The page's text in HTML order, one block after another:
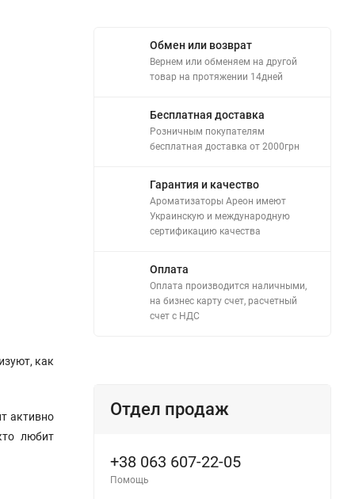
как
активно
любит
Обмен или возврат
Вернем или обменяем на другой
товар на протяжении 14дней
Бесплатная доставка
Розничным покупателям
бесплатная доставка от 2000грн
Гарантия и качество
Ароматизаторы Ареон имеют
Украинскую и международную
сертификацию качества
Оплата
Оплата производится наличными,
на бизнес карту счет, расчетный
счет с НДС
Отдел продаж
+38 063 607-22-05
Помощь